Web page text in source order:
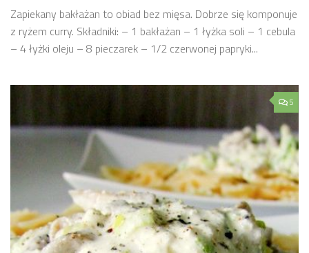
Zapiekany bakłażan to obiad bez mięsa. Dobrze się komponuje
z ryżem curry. Składniki: – 1 bakłażan – 1 łyżka soli – 1 cebula
– 4 łyżki oleju – 8 pieczarek – 1/2 czerwonej papryki...
5